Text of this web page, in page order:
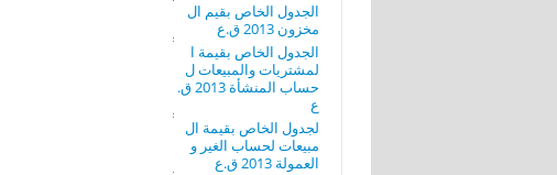
الجدول الخاص بقيم ال
مخزون 2013 ق.ع
الجدول الخاص بقيمة ا
لمشتريات والمبيعات ل
حساب المنشأة 2013 ق.
ع
لجدول الخاص بقيمة ال
مبيعات لحساب الغير و
العمولة 2013 ق.ع